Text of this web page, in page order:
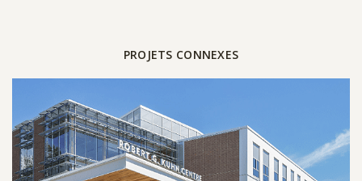
PROJETS CONNEXES